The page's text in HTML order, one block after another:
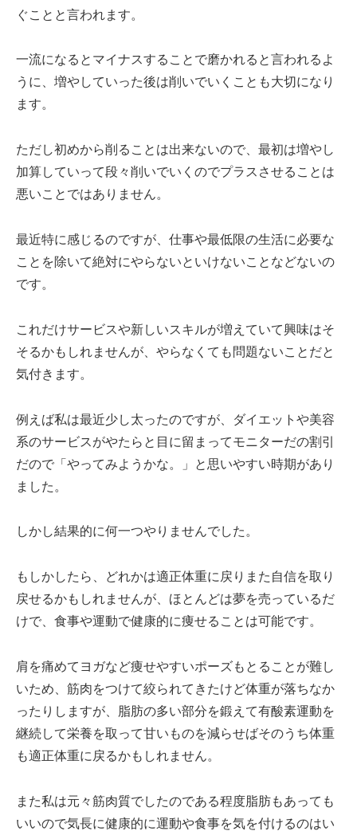
ぐことと言われます。
一流になるとマイナスすることで磨かれると言われるよ
うに、増やしていった後は削いでいくことも大切になり
ます。
ただし初めから削ることは出来ないので、最初は増やし
加算していって段々削いでいくのでプラスさせることは
悪いことではありません。
最近特に感じるのですが、仕事や最低限の生活に必要な
ことを除いて絶対にやらないといけないことなどないの
です。
これだけサービスや新しいスキルが増えていて興味はそ
そるかもしれませんが、やらなくても問題ないことだと
気付きます。
例えば私は最近少し太ったのですが、ダイエットや美容
系のサービスがやたらと目に留まってモニターだの割引
だので「やってみようかな。」と思いやすい時期があり
ました。
しかし結果的に何一つやりませんでした。
もしかしたら、どれかは適正体重に戻りまた自信を取り
戻せるかもしれませんが、ほとんどは夢を売っているだ
けで、食事や運動で健康的に痩せることは可能です。
肩を痛めてヨガなど痩せやすいポーズもとることが難し
いため、筋肉をつけて絞られてきたけど体重が落ちなか
ったりしますが、脂肪の多い部分を鍛えて有酸素運動を
継続して栄養を取って甘いものを減らせばそのうち体重
も適正体重に戻るかもしれません。
また私は元々筋肉質でしたのである程度脂肪もあっても
いいので気長に健康的に運動や食事を気を付けるのはい